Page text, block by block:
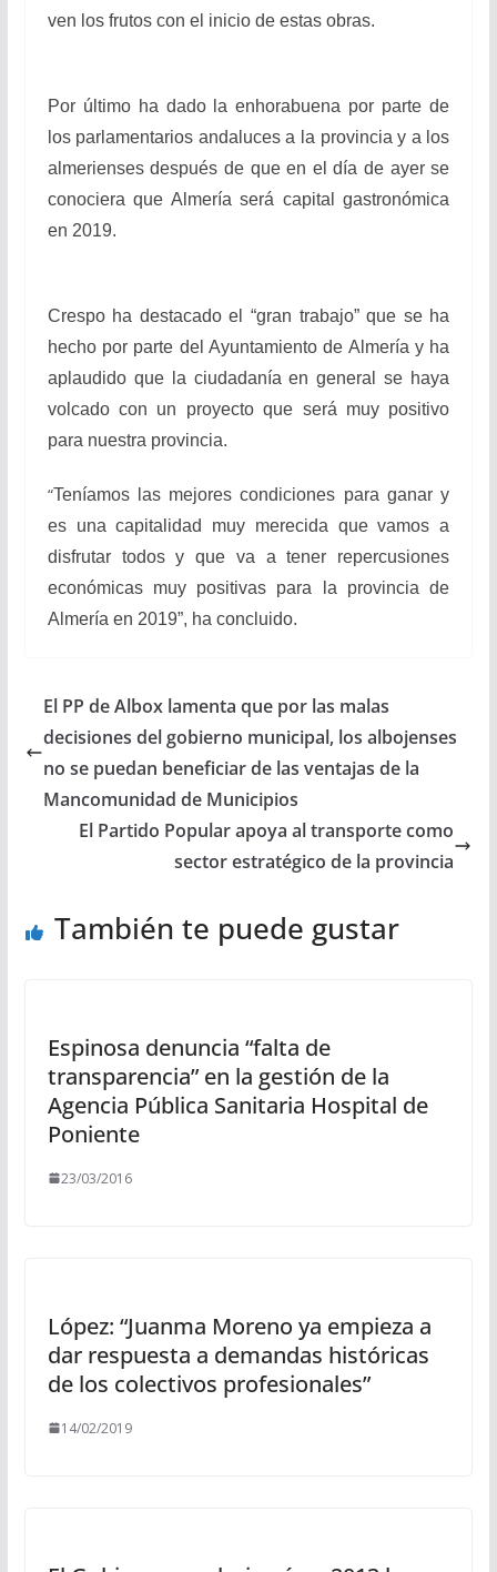
ven los frutos con el inicio de estas obras.
Por último ha dado la enhorabuena por parte de
los parlamentarios andaluces a la provincia y a los
almerienses después de que en el día de ayer se
conociera que Almería será capital gastronómica
en 2019.
Crespo ha destacado el “gran trabajo” que se ha
hecho por parte del Ayuntamiento de Almería y ha
aplaudido que la ciudadanía en general se haya
volcado con un proyecto que será muy positivo
para nuestra provincia.
“Teníamos las mejores condiciones para ganar y
es una capitalidad muy merecida que vamos a
disfrutar todos y que va a tener repercusiones
económicas muy positivas para la provincia de
Almería en 2019”, ha concluido.
El PP de Albox lamenta que por las malas
decisiones del gobierno municipal, los albojenses
no se puedan beneficiar de las ventajas de la
Mancomunidad de Municipios
El Partido Popular apoya al transporte como
sector estratégico de la provincia
También te puede gustar
Espinosa denuncia “falta de
transparencia” en la gestión de la
Agencia Pública Sanitaria Hospital de
Poniente
23/03/2016
López: “Juanma Moreno ya empieza a
dar respuesta a demandas históricas
de los colectivos profesionales”
14/02/2019